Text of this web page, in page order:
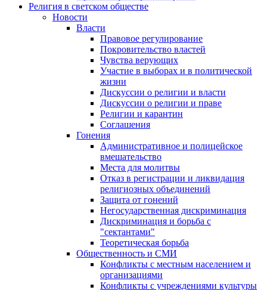
Религия в светском обществе
Новости
Власти
Правовое регулирование
Покровительство властей
Чувства верующих
Участие в выборах и в политической
жизни
Дискуссии о религии и власти
Дискуссии о религии и праве
Религии и карантин
Соглашения
Гонения
Административное и полицейское
вмешательство
Места для молитвы
Отказ в регистрации и ликвидация
религиозных объединений
Защита от гонений
Негосударственная дискриминация
Дискриминация и борьба с
"сектантами"
Теоретическая борьба
Общественность и СМИ
Конфликты с местным населением и
организациями
Конфликты с учреждениями культуры